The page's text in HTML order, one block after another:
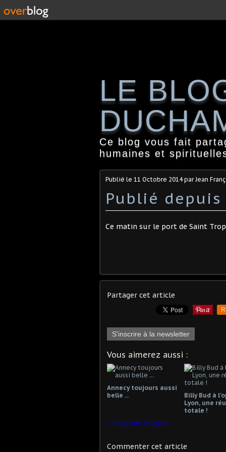
LE
Ce blog vous fait
humaines et
Publié le 11 Octobre 2014par Jean
Publié
Ce matin sur le port de Saint
Partager cet article
S'inscrire à la newsletter
Vous aimerez aussi :
Annecy toujours aussi
belle ...
Billy Bud à
Lyon, une
totale !
Baignade à Gigaro
Commenter cet article